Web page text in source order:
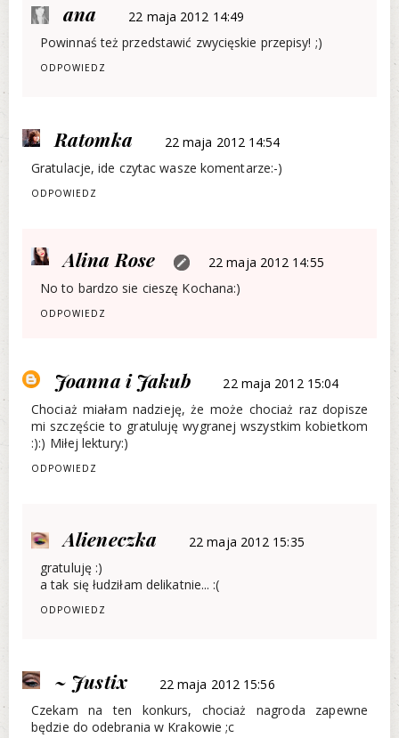
ana
22 maja 2012 14:49
Powinnaś też przedstawić zwycięskie przepisy! ;)
ODPOWIEDZ
Ratomka
22 maja 2012 14:54
Gratulacje, ide czytac wasze komentarze:-)
ODPOWIEDZ
Alina Rose
22 maja 2012 14:55
No to bardzo sie cieszę Kochana:)
ODPOWIEDZ
Joanna i Jakub
22 maja 2012 15:04
Chociaż miałam nadzieję, że może chociaż raz dopisze
mi szczęście to gratuluję wygranej wszystkim kobietkom
:):) Miłej lektury:)
ODPOWIEDZ
Alieneczka
22 maja 2012 15:35
gratuluję :)
a tak się łudziłam delikatnie... :(
ODPOWIEDZ
~ Justix
22 maja 2012 15:56
Czekam na ten konkurs, chociaż nagroda zapewne
będzie do odebrania w Krakowie ;c